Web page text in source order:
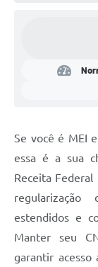
PNAB 2026 - Ciclo 2
Plano Diretor e
3º Jornada
Festival
Emprega Barbacena
Se você é MEI
essa é a sua
Receita
estendidos e
Manter seu
garantir acesso